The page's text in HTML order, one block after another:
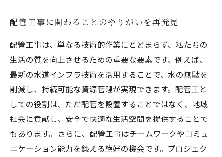
配管工事に関わることのやりがいを再発見
配管工事は、単なる技術的作業にとどまらず、私たちの
生活の質を向上させるための重要な要素です。例えば、
最新の水道インフラ技術を活用することで、水の無駄を
削減し、持続可能な資源管理が実現できます。配管工と
しての役割は、ただ配管を設置することではなく、地域
社会に貢献し、安全で快適な生活空間を提供することで
もあります。 さらに、配管工事はチームワークやコミュ
ニケーション能力を鍛える絶好の機会です。プロジェク